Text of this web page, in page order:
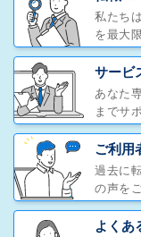
私たち
を最大
サービ
あなた
までサ
ご利用
過去に
の声を
よくあ